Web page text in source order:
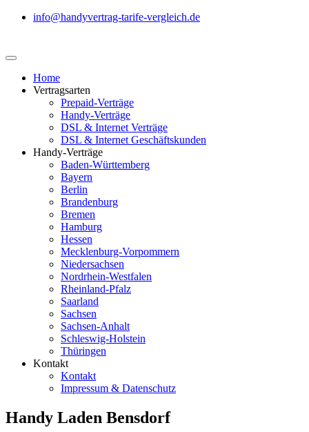
info@handyvertrag-tarife-vergleich.de
Home
Vertragsarten
Prepaid-Verträge
Handy-Verträge
DSL & Internet Verträge
DSL & Internet Geschäftskunden
Handy-Verträge
Baden-Württemberg
Bayern
Berlin
Brandenburg
Bremen
Hamburg
Hessen
Mecklenburg-Vorpommern
Niedersachsen
Nordrhein-Westfalen
Rheinland-Pfalz
Saarland
Sachsen
Sachsen-Anhalt
Schleswig-Holstein
Thüringen
Kontakt
Kontakt
Impressum & Datenschutz
Handy Laden Bensdorf